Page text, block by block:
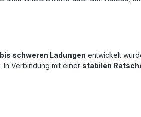
schweren Ladungen entwickelt
. In Verbindung mit einer stabilen